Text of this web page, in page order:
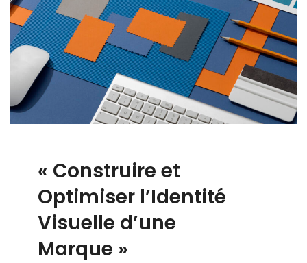
« Construire et
Optimiser l’Identité
Visuelle d’une
Marque »